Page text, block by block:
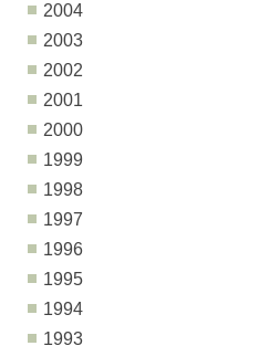
2004
2003
2002
2001
2000
1999
1998
1997
1996
1995
1994
1993